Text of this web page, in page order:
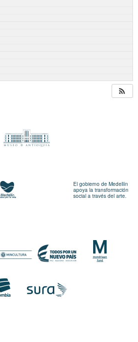
El gobierno de Medellín
apoya la transformación
social a través del arte.